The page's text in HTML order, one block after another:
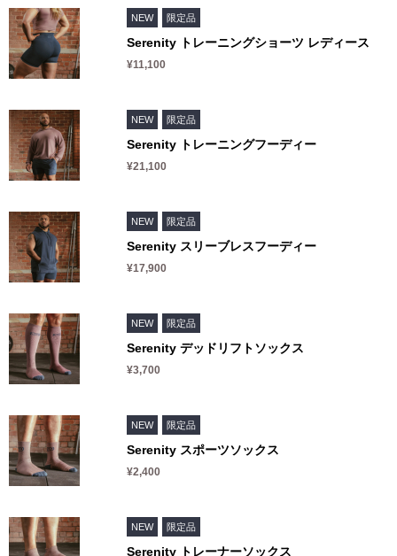
NEW 限定品
Serenity トレーニングショーツ レディース
¥11,100
NEW 限定品
Serenity トレーニングフーディー
¥21,100
NEW 限定品
Serenity スリーブレスフーディー
¥17,900
NEW 限定品
Serenity デッドリフトソックス
¥3,700
NEW 限定品
Serenity スポーツソックス
¥2,400
NEW 限定品
Serenity トレーナーソックス